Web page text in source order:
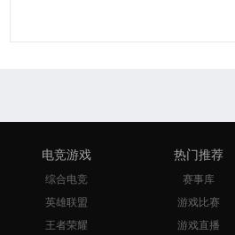
电竞游戏
综合电竞
英雄联盟
王者荣耀
热门推荐
赛事库
游戏比赛
游戏直播